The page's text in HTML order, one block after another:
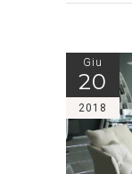
Giu
20
2018